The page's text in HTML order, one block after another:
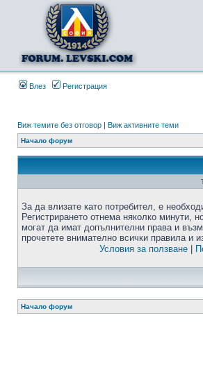
Влез Регистрация
Виж темите без отговор | Виж активните теми
Начало форум
За да влизате като потребител, е
Регистрирането отнема няколко минути,
могат да имат допълнителни права и
прочетете внимателно всички правила и
Условия за ползване|
Начало форум